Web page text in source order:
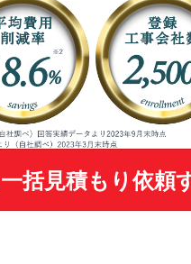
一括見積もり依頼